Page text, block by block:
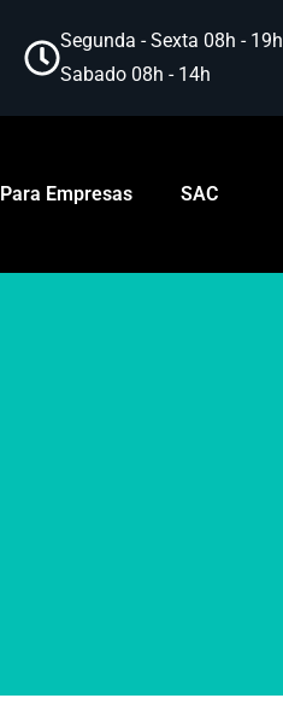
Segunda - Sexta 08h - 19h
Sabado 08h - 14h
Para Empresas SAC